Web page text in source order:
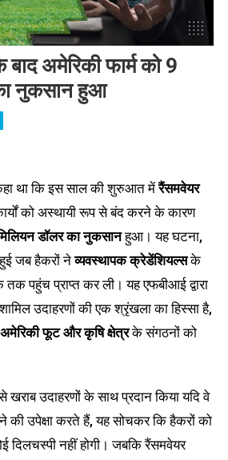
अमेरिकी फार्म को 9
नुकसान हुआ
था कि इस साल की शुरुआत मेंरैंसमवेयर
को अस्थायी रूप से बंद करने के कारण
डॉलर का नुकसानहुआ। यह घटना,
जब हैकरों नेव्यवस्थापक क्रेडेंशियल्सके
पहुंच प्राप्त कर ली। यह एफबीआई द्वारा
उदाहरणों की एक श्रृंखला का हिस्सा है,
अमेरिकी फूट और कृषि क्षेत्रके संगठनों को
उदाहरणों के साथ प्रदान किया यदि वे
की उपेक्षा करते हैं, यह सोचकर कि हैकरों को
दिलचस्पी नहीं होगी। जबकि रैंसमवेयर